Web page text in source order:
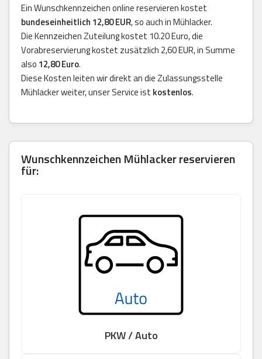
Ein Wunschkennzeichen online reservieren kostet
bundeseinheitlich 12,80 EUR, so auch in Mühlacker.
Die Kennzeichen Zuteilung kostet 10.20 Euro, die
Vorabreservierung kostet zusätzlich 2,60 EUR, in Summe
also 12,80 Euro.
Diese Kosten leiten wir direkt an die Zulassungsstelle
Mühlacker weiter, unser Service ist kostenlos.
Wunschkennzeichen Mühlacker reservieren
für:
PKW / Auto